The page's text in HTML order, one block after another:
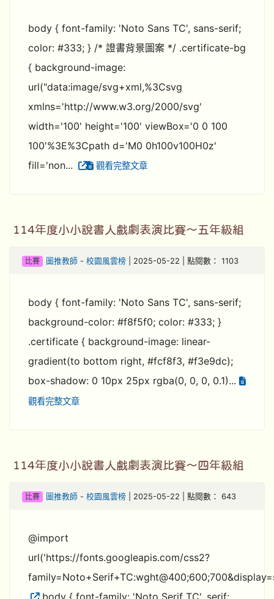
body { font-family: 'Noto Sans TC', sans-serif;
color: #333; } /* 證書背景圖案 */ .certificate-bg
{ background-image:
url("data:image/svg+xml,%3Csvg
xmlns='http://www.w3.org/2000/svg'
width='100' height='100' viewBox='0 0 100
100'%3E%3Cpath d='M0 0h100v100H0z'
fill='non...
觀看完整文章
114年度小小說書人戲劇表演比賽～五年級組
比賽 圖推教師 - 校園風雲榜| 2025-05-22 | 點閱數： 1103
body { font-family: 'Noto Sans TC', sans-serif;
background-color: #f8f5f0; color: #333; }
.certificate { background-image: linear-
gradient(to bottom right, #fcf8f3, #f3e9dc);
box-shadow: 0 10px 25px rgba(0, 0, 0, 0.1)...
觀看完整文章
114年度小小說書人戲劇表演比賽～四年級組
比賽 圖推教師 - 校園風雲榜| 2025-05-22 | 點閱數： 643
@import
url('https://fonts.googleapis.com/css2?
body { font-family: 'Noto Serif TC', serif;